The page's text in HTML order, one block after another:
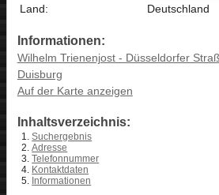
Land:
Deutschland
Informationen:
Wilhelm Trienenjost - Düsseldorfer
Duisburg
Auf der Karte anzeigen
Inhaltsverzeichnis:
Suchergebnis
Adresse
Telefonnummer
Kontaktdaten
Informationen